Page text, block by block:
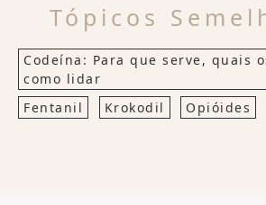
Tópicos
Codeína: Para que serve, quais
como lidar
Fentanil
Krokodil Opióides